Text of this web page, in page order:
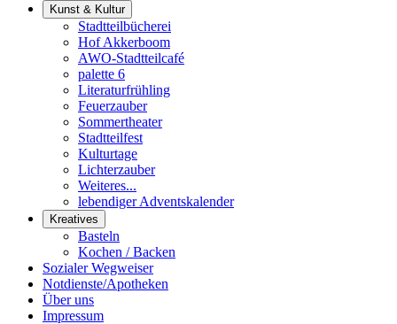
Kunst & Kultur
Stadtteilbücherei
Hof Akkerboom
AWO-Stadtteilcafé
palette 6
Literaturfrühling
Feuerzauber
Sommertheater
Stadtteilfest
Kulturtage
Lichterzauber
Weiteres...
lebendiger Adventskalender
Kreatives
Basteln
Kochen / Backen
Sozialer Wegweiser
Notdienste/Apotheken
Über uns
Impressum